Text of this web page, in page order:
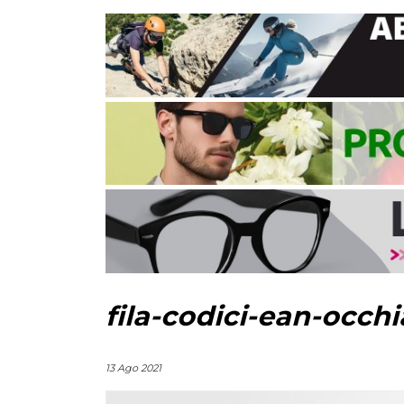
fila-codici-ean-
13 Ago 2021